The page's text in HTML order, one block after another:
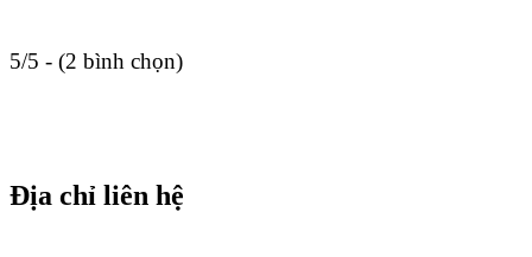
5/5 - (2 bình chọn)
Địa chỉ liên hệ